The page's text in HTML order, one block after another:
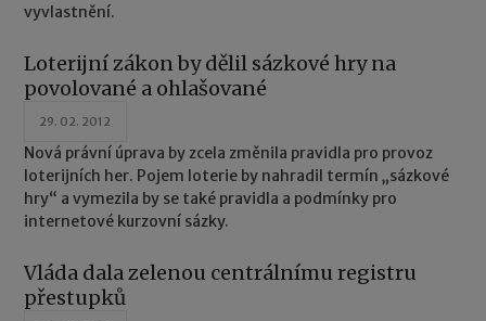
vyvlastnění.
Loterijní zákon by dělil sázkové hry na
povolované a ohlašované
29. 02. 2012
Nová právní úprava by zcela změnila pravidla pro provoz
loterijních her. Pojem loterie by nahradil termín „sázkové
hry“ a vymezila by se také pravidla a podmínky pro
internetové kurzovní sázky.
Vláda dala zelenou centrálnímu registru
přestupků